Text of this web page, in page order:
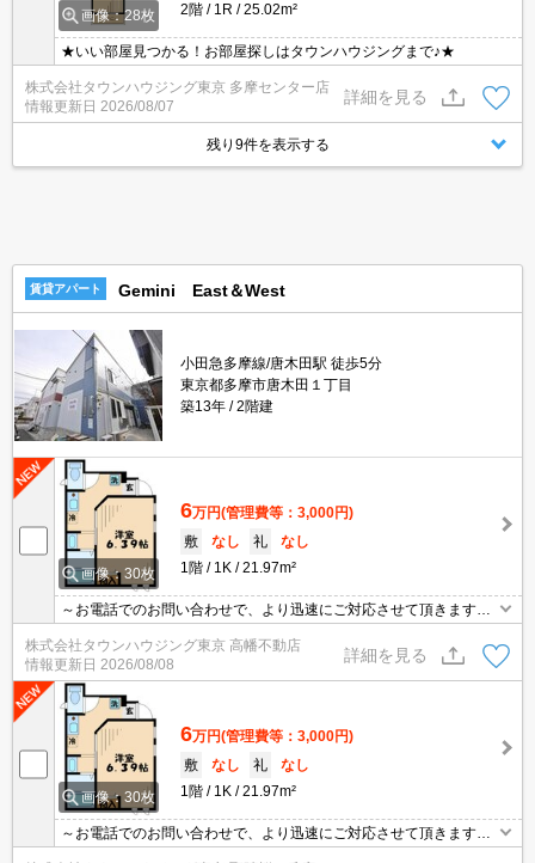
画像：28枚
2階
1R 25.02m²
★いい部屋見つかる！お部屋探しはタウンハウジングまで♪★
株式会社タウンハウジング東京 多摩センター店
情報更新日 2026/08/07
詳細を見る
残り9件を表示する
賃貸アパート Gemini East＆West
小田急多摩線/唐木田駅 徒歩5分
東京都多摩市唐木田１丁目
築13年
2階建
画像：30枚
6万円(管理費等：3,000円)
敷
なし 礼
なし
1階
1K 21.97m²
～お電話でのお問い合わせで、より迅速にご対応させて頂きます～
地域密着タウンハウジングまで～
株式会社タウンハウジング東京 高幡不動店
情報更新日 2026/08/08
詳細を見る
画像：30枚
6万円(管理費等：3,000円)
敷
なし 礼
なし
1階
1K 21.97m²
～お電話でのお問い合わせで、より迅速にご対応させて頂きます～
地域密着タウンハウジングまで～